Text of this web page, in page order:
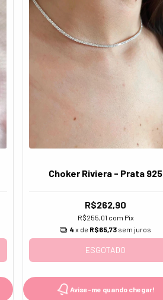
Choker Riviera - Prata 925
R$262,90
R$255,01 com Pix
4 x de R$65,73 sem juros
ESGOTADO
Avise-me quando chegar!